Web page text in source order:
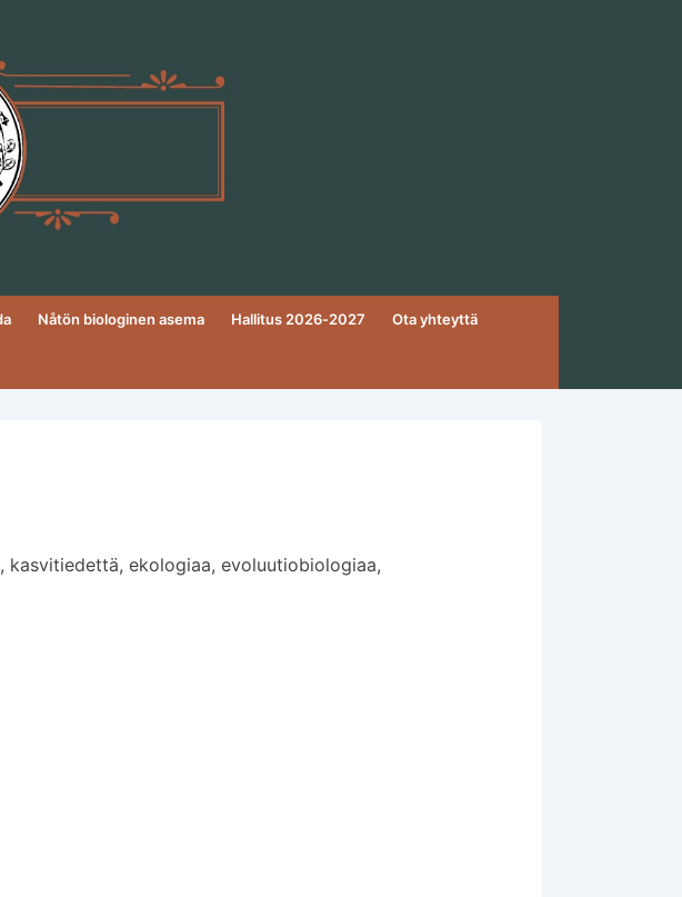
Nåtön biologinen asema Hallitus 2026-2027 Ota yhteyttä
kasvitiedettä, ekologiaa, evoluutiobiologiaa,